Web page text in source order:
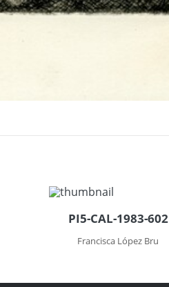
PI5-CAL-1983-602
Francisca López Bru